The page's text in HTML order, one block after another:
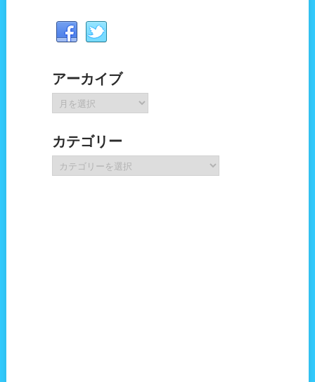
アーカイブ
ー
イ
ブ
カテゴリー
テ